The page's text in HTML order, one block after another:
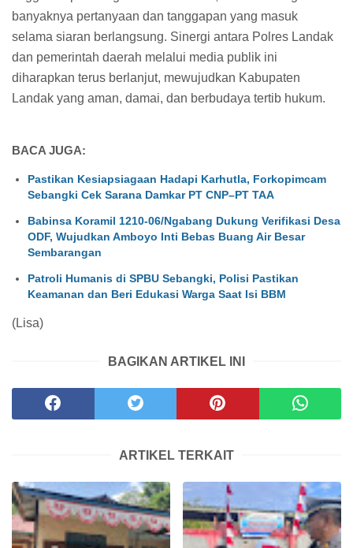
banyaknya pertanyaan dan tanggapan yang masuk
selama siaran berlangsung. Sinergi antara Polres Landak
dan pemerintah daerah melalui media publik ini
diharapkan terus berlanjut, mewujudkan Kabupaten
Landak yang aman, damai, dan berbudaya tertib hukum.
BACA JUGA:
Pastikan Kesiapsiagaan Hadapi Karhutla, Forkopimcam
Sebangki Cek Sarana Damkar PT CNP–PT TAA
Babinsa Koramil 1210-06/Ngabang Dukung Verifikasi Desa
ODF, Wujudkan Amboyo Inti Bebas Buang Air Besar
Sembarangan
Patroli Humanis di SPBU Sebangki, Polisi Pastikan
Keamanan dan Beri Edukasi Warga Saat Isi BBM
(Lisa)
BAGIKAN ARTIKEL INI
ARTIKEL TERKAIT